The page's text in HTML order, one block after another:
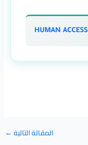
المقالة التالية ←